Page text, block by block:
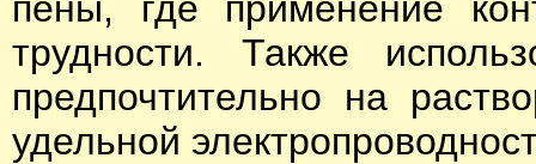
трудности. Также
предпочтительно на
удельной